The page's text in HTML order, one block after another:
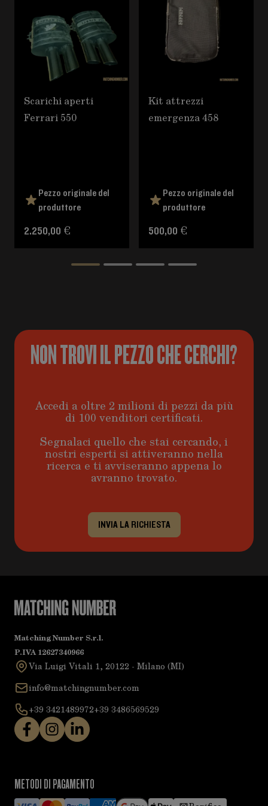
Scarichi aperti
Ferrari 550
Pezzo originale del
produttore
2.250,00 €
Kit attrezzi
emergenza 458
Pezzo originale del
produttore
500,00 €
NON TROVI IL PEZZO CHE CERCHI?
Accedi a oltre 2 milioni di pezzi da più
di 100 venditori certificati.
Segnalaci quello che stai cercando, i
nostri esperti si attiveranno nella
ricerca e ti avviseranno appena lo
avranno trovato.
INVIA LA RICHIESTA
Matching Number S.r.l.
P.IVA 12627340966
Via Luigi Vitali 1, 20122 - Milano (MI)
info@matchingnumber.com
+39 3421489972+39 3486569529
METODI DI PAGAMENTO